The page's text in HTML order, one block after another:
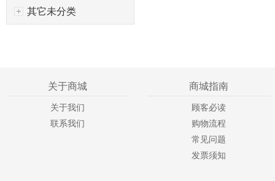
其它未分类
关于商城
关于我们
联系我们
商城指南
顾客必读
购物流程
常见问题
发票须知